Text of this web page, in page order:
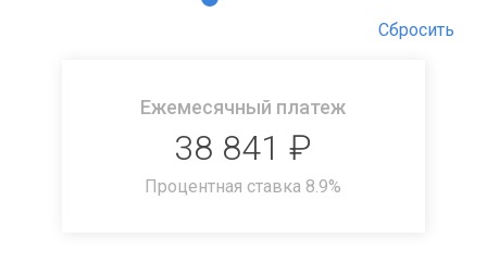
Сбросить
Ежемесячный платеж
38 841 ₽
Процентная ставка 8.9%